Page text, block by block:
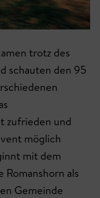
trotz des
schauten den 95
zufrieden und
möglich
mit dem
als
Gemeinde